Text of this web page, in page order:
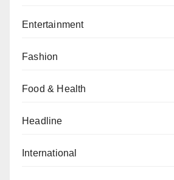
Entertainment
Fashion
Food & Health
Headline
International